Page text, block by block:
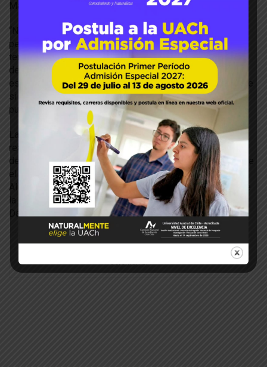
“Nos dejan muy contentas de cómo han instalado la
perspectiva de género y cómo se han sumado a estas
temáticas desde la investigación, desde la innovación y
desde la creación artística. Les agradezco muchísimo el
esfuerzo, las ganas y el trabajo que le han puesto para que
si se pueda hacer ciencia con perspectiva de género y se
pueda generar conocimiento con perspectiva de género”.
La firma del convenio para efectuar esta investigación se
realizó el martes 3 de septiembre en la Sala Cristoffanini
del Campus Isla Teja, ceremonia en la que estuvo presente
el Prodecano de la Facultad de Ciencias Agrarias y
Alimentarias, Dr. Aníbal Concha, y la profesional a cargo de
la Unidad de Apoyo a Proyectos de esta macrounidad,
Daniela Navarro.
Prodecano de la Facultad y profesional de la UAP participaron en la
ceremonia.